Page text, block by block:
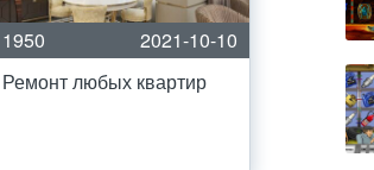
1950
2021-10-10
Ремонт любых квартир